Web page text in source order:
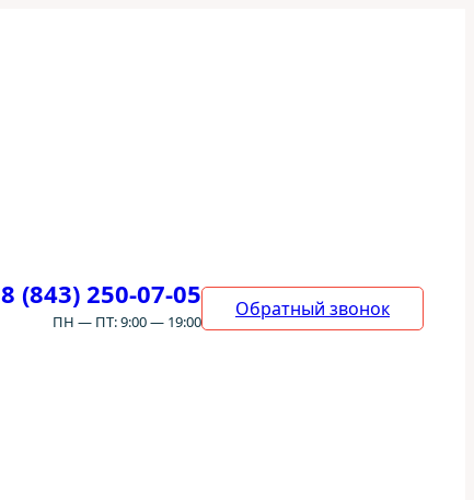
8 (843) 250-07-05
ПН — ПТ: 9:00 — 19:00
Обратный звонок